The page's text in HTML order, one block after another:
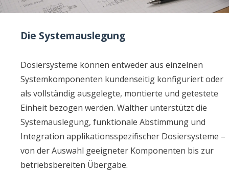
Die Systemauslegung
Dosiersysteme können entweder aus einzelnen
Systemkomponenten kundenseitig konfiguriert oder
als vollständig ausgelegte, montierte und getestete
Einheit bezogen werden. Walther unterstützt die
Systemauslegung, funktionale Abstimmung und
Integration applikationsspezifischer Dosiersysteme –
von der Auswahl geeigneter Komponenten bis zur
betriebsbereiten Übergabe.